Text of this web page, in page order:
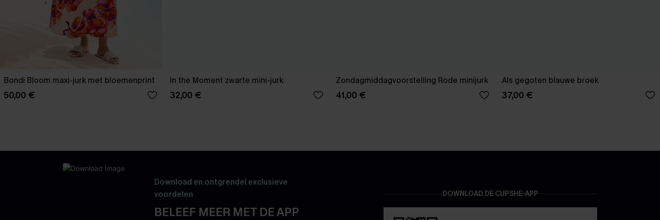
Bondi Bloom maxi-jurk met bloemenprint
50,00 €
In the Moment zwarte mini-jurk
32,00 €
Zondagmiddagvoorstelling Rode minijurk
41,00 €
Als gegoten blauwe broek
37,00 €
Download en ontgrendel exclusieve
voordelen
BELEEF MEER MET DE APP
DOWNLOAD DE CUPSHE-APP